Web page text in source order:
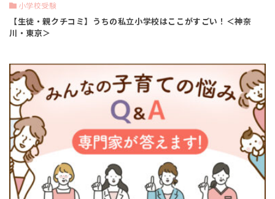
小学校受験
【生徒・親クチコミ】うちの私立小学校はここがすごい！＜神奈
川・東京＞